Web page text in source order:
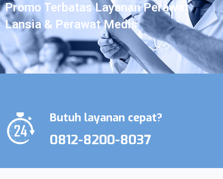
Promo Terbatas Layanan Perawat
Lansia & Perawat Medis
Butuh layanan cepat?
0812-8200-8037